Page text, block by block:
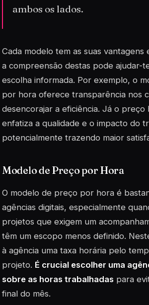
ambos os lados.
Cada modelo tem as suas vantagens
a compreensão destas pode ajudar-
escolha informada. Por exemplo, o
por hora oferece transparência nos
desencorajar a eficiência. Já o preço
enfatiza a qualidade e o impacto do
potencialmente trazendo maior
Modelo de Preço por Hora
O modelo de preço por hora é
agências digitais, especialmente
projetos que exigem um
têm um escopo menos definido.
à agência uma taxa horária pelo
projeto. É crucial escolher uma
sobre as horas trabalhadas para
final do mês.